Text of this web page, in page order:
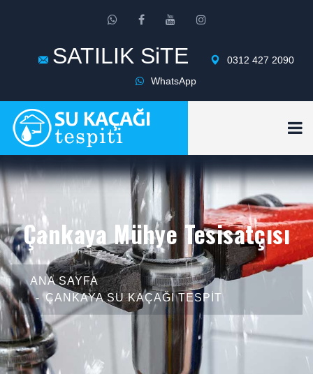
SATILIK SiTE
0312 427 2090
WhatsApp
Çankaya Mühye Tesisatçısı
ANA SAYFA
ÇANKAYA SU KAÇAĞI TESPIT